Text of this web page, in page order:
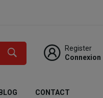
Register
Connexion
BLOG CONTACT